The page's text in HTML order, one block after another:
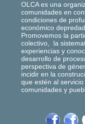
OLCA es una
comunidades en
condiciones de
económico
Promovemos la
colectivo, la
experiencias y
desarrollo de
perspectiva de
incidir en la
que estén al
comunidades y